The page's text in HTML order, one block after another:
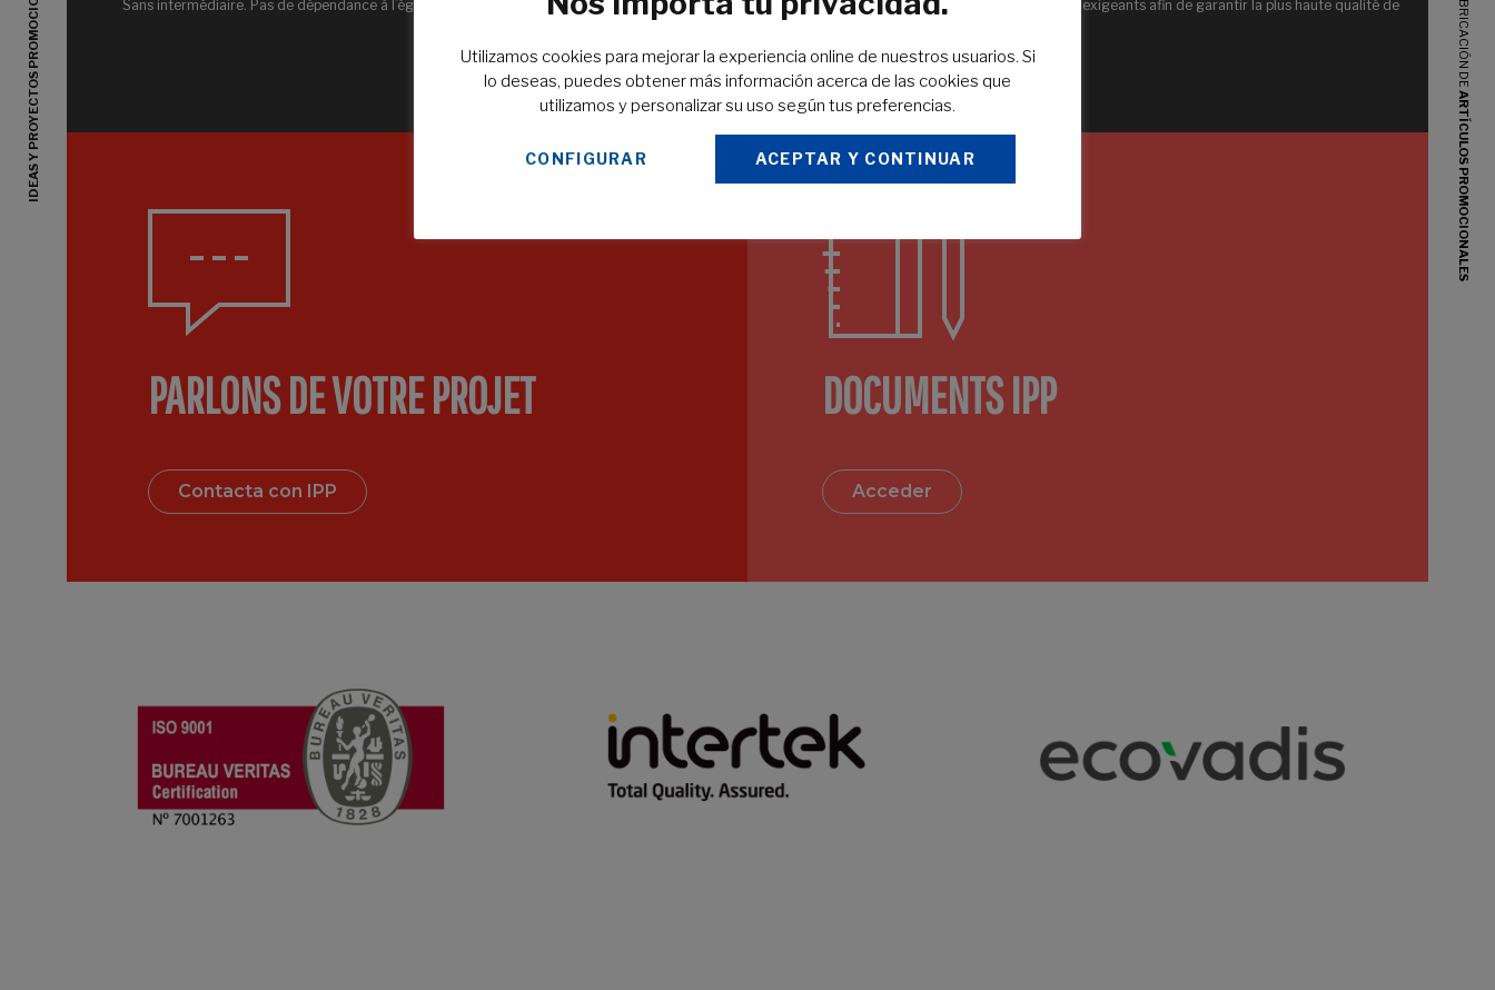
IDEAS Y PROYECTOS PROMOCIONALES ARTÍCULOS PROMOCIONALES
Sans intermédiaire. Pas de dépendance à l’égard de tiers.
concurrents. Pour ceux qui ont besoin de rapidité sans sacrifier
rigoureux et exigeants afin de garantir la plus haute qualité de
PARLONS DE VOTRE PROJET
Contacta con IPP
DOCUMENTS IPP
Acceder
Utilizamos cookies para mejorar la experiencia online de nuestros usuarios. Si
lo deseas, puedes obtener más información acerca de las cookies que
utilizamos y personalizar su uso según tus preferencias.
CONFIGURAR ACEPTAR Y CONTINUAR